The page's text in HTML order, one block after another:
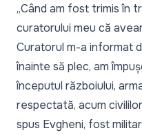
„Când am fost trimis în
curatorului meu că
Curatorul m-a informat
înainte să plec, am
începutul războiului,
respectată, acum
spus Evgheni, fost